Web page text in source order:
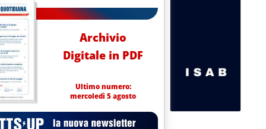
Archivio
Digitale in PDF
Ultimo numero:
mercoledì 5 agosto